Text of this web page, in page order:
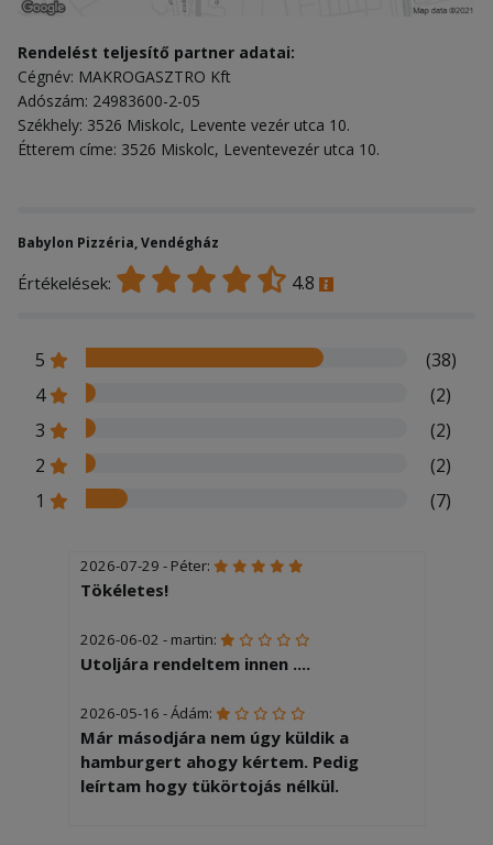
Rendelést teljesítő partner adatai:
Cégnév: MAKROGASZTRO Kft
Adószám: 24983600-2-05
Székhely: 3526 Miskolc, Levente vezér utca 10.
Étterem címe: 3526 Miskolc, Leventevezér utca 10.
Babylon Pizzéria, Vendégház
Értékelések: 4.8
5
(38)
4
(2)
3
(2)
2
(2)
1
(7)
2026-07-29 - Péter:
Tökéletes!
2026-06-02 - martin:
Utoljára rendeltem innen ....
2026-05-16 - Ádám:
Már másodjára nem úgy küldik a
hamburgert ahogy kértem. Pedig
leírtam hogy tükörtojás nélkül.